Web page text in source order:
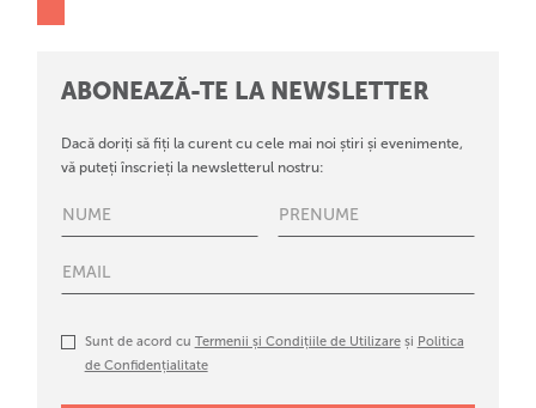
ABONEAZĂ-TE LA NEWSLETTER
Dacă doriți să fiți la curent cu cele mai noi știri și evenimente,
vă puteți înscrieți la newsletterul nostru:
Sunt de acord cu Termenii și Condițiile de Utilizareși Politica
de Confidențialitate